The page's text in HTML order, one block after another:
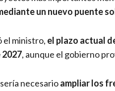
un nuevo puente
el ministro, el plazo actual
2027, aunque el gobierno
necesarioampliar los